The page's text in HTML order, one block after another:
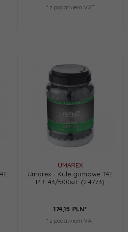
* z podatkiem VAT
UMAREX
Umarex - Kule gumowe T4E
RB .43/500szt. (2.4773)
174,15 PLN*
* z podatkiem VAT